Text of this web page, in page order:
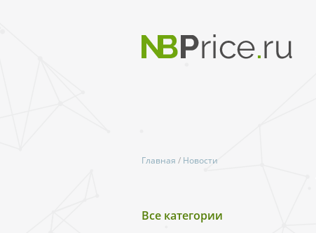
Главная / Новости
Все категории